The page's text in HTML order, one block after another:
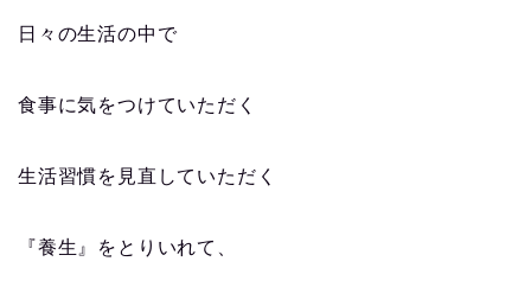
日々の生活の中で
食事に気をつけていただく
生活習慣を見直していただく
『養生』をとりいれて、